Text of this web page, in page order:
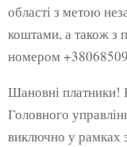
області з метою
коштами, а також з
номером
Шановні платники!
Головного
виключно у рамках